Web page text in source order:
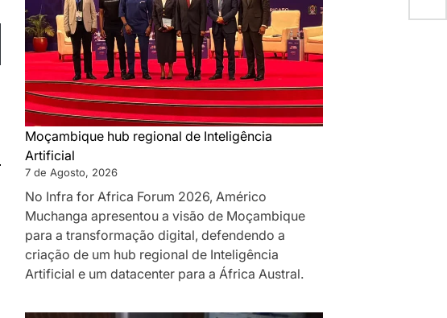
Moçambique hub regional de Inteligência
Artificial
7 de Agosto, 2026
No Infra for Africa Forum 2026, Américo
Muchanga apresentou a visão de Moçambique
para a transformação digital, defendendo a
criação de um hub regional de Inteligência
Artificial e um datacenter para a África Austral.